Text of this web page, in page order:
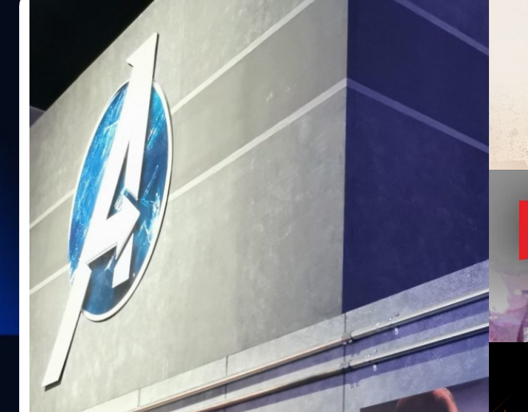
สรวิศ จำนาญศิลป์| 2613 days ago
[E3 2019: Preview] สื่อแรกและสื่อเดียวในไทยที่ได้เห็น demo ตัวเต็มเกม
“Avengers” อยากรู้เรื่องไหนเรามีคำตอบ!
ในที่สุด Square Enix ก็ออกมาแบไต๋ (เล่นคำ) เกม Avengers ให้เกมเมอร์ได้ชมกับตากันเสียที ซึ่งก็แอบ
เสียดายที่ในตัวอย่างมันไม่ค่อยมีฉากเกมเพลย์ให้ดูเท่าไหร่เลยเนอะ... แต่เดี๋ยวก่อน! กระผมและทีมงานแบไต๋
ได้มีโอกาสยลโฉม Hands-off Demo เกม Avengers มากับตาและได้โอกาสสัมภาษณ์คุณ Noah Hughes ผู้
กำกับด้าน creative ประจำสตูดิโอ Crystal Dynamics ผู้กุมบังเหียนเกมนี้แบบเจาะลึกมาด้วย เลยอยากจะมา
แชร์ข้อมูลแบบเน้น ๆ ให้สหายเกมชาวไทยกันเสียหน่อย ว่าแล้วก็ตามมาลุยด้วยกันเลยเหล่าเกมเมอร์ฮีโร่ทั้ง
หลาย! https://m.youtube.com/watch?v=1zl-jT5QyoY จุดเริ่มต้นเรื่องราวบทใหม่ของเหล่า Avengers จุด
แรกที่อยากพูดถึงเลยคือเกมนี้ภาพสวย กราฟิกและเอฟเฟกต์อลังการมาก โดยทีมพัฒนาเขาเปรี้ยวใช้เอนจิ้
นที่พัฒนามาเองชื่อว่า "The Founder Engine" ซะด้วย โดยเนื้อเรื่องในเกมนี้จะเป็นเรื่องราวใหม่ที่ทีม Crystal
Dynamics เขาจับมือกับ Marvel ช่วยกันเขียนขึ้นมา (น่าจะเหมือน Spider-man ของเครื่อง PS4) เรื่องราวจะ
เริ่มต้น ณ วัน A-Day ซึ่งเป็นเหมือนวันเฉลิมฉลองทีม Avengers ที่เมืองซานฟรานซิสโก…
ฝ่าอิ
เมื่อเ
คนผิด
กลาย
แต่งา
นักกา
กับคอ
ตำรวจ
Mano
Read
เจา
เธออีก
หรือซี
ตอนท
เตน ริ
เจสสิ
เจสสิกา
มาสู้คดี
ภรรยาข
Mano
Read
เผย
เหล็ก